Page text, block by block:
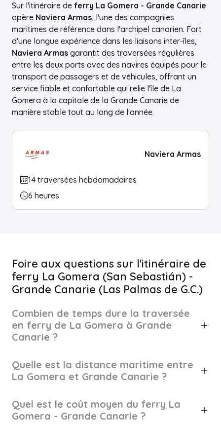
Sur l'itinéraire de ferry La Gomera - Grande Canarie
opère Naviera Armas, l'une des compagnies
maritimes de référence dans l'archipel canarien. Fort
d'une longue expérience dans les liaisons inter-îles,
Naviera Armas garantit des traversées régulières
entre les deux ports avec des navires équipés pour le
transport de passagers et de véhicules, offrant un
service fiable et confortable qui relie l'île de La
Gomera à la capitale de la Grande Canarie de
manière stable tout au long de l'année.
Naviera Armas
14 traversées hebdomadaires
6 heures
Foire aux questions sur l'itinéraire de
ferry La Gomera (San Sebastián) -
Grande Canarie (Las Palmas de G.C.)
Combien de temps dure la traversée
en ferry de La Gomera à Grande
Canarie ?
Quelle est la distance maritime entre
La Gomera et Grande Canarie ?
Quel est le coût moyen du ferry La
Gomera - Grande Canarie ?